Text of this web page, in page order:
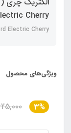
Cherry
Electric Cherry
ویژگی‌های محصول
3%